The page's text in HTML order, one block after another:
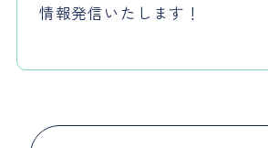
情報発信いたします！